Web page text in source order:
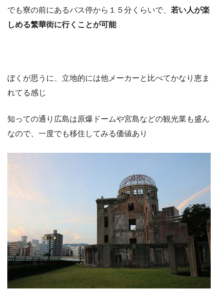
でも寮の前にあるバス停から１５分くらいで、 若い人が楽
しめる繁華街に行くことが可能
ぼくが思うに、立地的には他メーカーと比べてかなり恵ま
れてる感じ
知っての通り広島は原爆ドームや宮島などの観光業も盛ん
なので、一度でも移住してみる価値あり